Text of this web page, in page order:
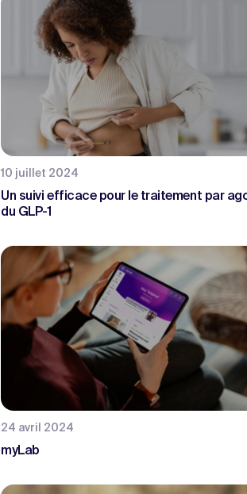
10 juillet 2024
Un suivi efficace pour le traitement par
du GLP-1
24 avril 2024
myLab